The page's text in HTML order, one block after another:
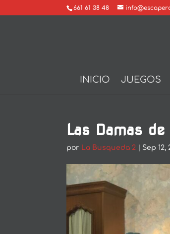
661 61 38 48
INICIO JUEGOS
Las Damas
por La Busqueda 2 Sep 12,